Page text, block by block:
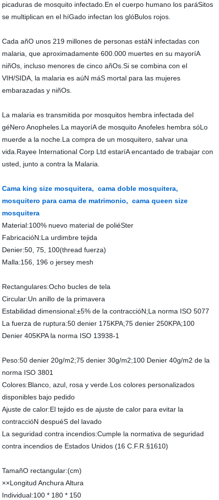
picaduras de mosquito infectado.En el cuerpo humano los paráSitos
se multiplican en el híGado infectan los glóBulos rojos.
Cada añO unos 219 millones de personas estáN infectadas con
malaria, que aproximadamente 600.000 muertes en su mayoríA
niñOs, incluso menores de cinco añOs.Si se combina con el
VIH/SIDA, la malaria es aúN máS mortal para las mujeres
embarazadas y niñOs.
La malaria es transmitida por mosquitos hembra infectada del
géNero Anopheles.La mayoríA de mosquito Anofeles hembra sóLo
muerde a la noche.La compra de un mosquitero, salvar una
vida.Rayee International Corp Ltd estaríA encantado de trabajar con
usted, junto a contra la Malaria.
Cama king size mosquitera, cama doble mosquitera,
mosquitero para cama de matrimonio, cama queen size
mosquitera
Material:100% nuevo material de poliéSter
FabricacióN:La urdimbre tejida
Denier:50, 75, 100(thread fuerza)
Malla:156, 196 o jersey mesh
Rectangulares:Ocho bucles de tela
Circular:Un anillo de la primavera
Estabilidad dimensional:±5% de la contraccióN;La norma ISO 5077
La fuerza de ruptura:50 denier 175KPA;75 denier 250KPA;100
Denier 405KPA la norma ISO 13938-1
Peso:50 denier 20g/m2;75 denier 30g/m2;100 Denier 40g/m2 de la
norma ISO 3801
Colores:Blanco, azul, rosa y verde.Los colores personalizados
disponibles bajo pedido
Ajuste de calor:El tejido es de ajuste de calor para evitar la
contraccióN despuéS del lavado
La seguridad contra incendios:Cumple la normativa de seguridad
contra incendios de Estados Unidos (16 C.F.R.§1610)
TamañO rectangular:(cm)
××Longitud Anchura Altura
Individual:100 * 180 * 150